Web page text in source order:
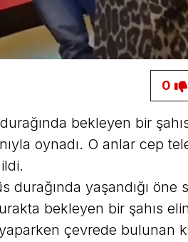
0
bekleyen bir
oynadı. O anlar cep
durağında yaşandığı öne
bekleyen bir şahıs
çevrede bulunan